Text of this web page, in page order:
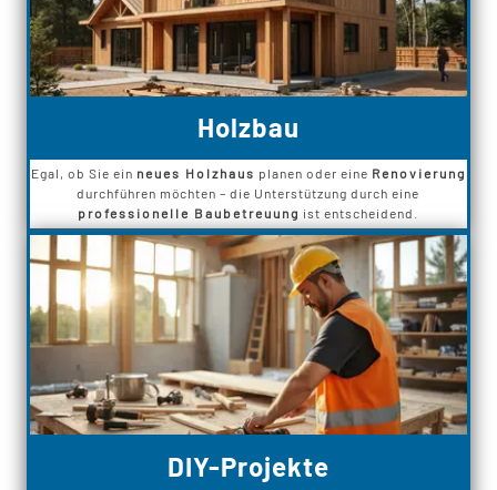
Holzbau
Egal, ob Sie ein neues Holzhaus planen oder eine Renovierung
durchführen möchten – die Unterstützung durch eine
professionelle Baubetreuung ist entscheidend.
DIY-Projekte